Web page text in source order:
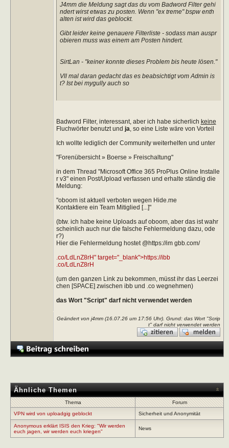
J4mm die Meldung sagt das du vom Badword Filter gehi
ndert wirst etwas zu posten. Wenn "ex treme" bspw enth
alten ist wird das geblockt.
Gibt leider keine genauere Filterliste - sodass man auspr
obieren muss was einem am Posten hindert.
SirtLan - "keiner konnte dieses Problem bis heute lösen."
Vll mal daran gedacht das es beabsichtigt vom Admin is
t? Ist bei mygully auch so
Badword Filter, interessant, aber ich habe sicherlich keine
Fluchwörter benutzt und ja , so eine Liste wäre von Vorteil
Ich wollte lediglich der Community weiterhelfen und unter
"Forenübersicht » Boerse » Freischaltung"
in dem Thread "Microsoft Office 365 ProPlus Online Installe
r v3" einen Post/Upload verfassen und erhalte ständig die
Meldung:
"oboom ist aktuell verboten wegen Hide.me
Kontaktiere ein Team Mitiglied [...]"
(btw. ich habe keine Uploads auf oboom, aber das ist wahr
scheinlich auch nur die falsche Fehlermeldung dazu, ode
r?)
Hier die Fehlermeldung hostet @https://im gbb.com/
.co/LdLnZ8rH" target="_blank">https://ibb
.co/LdLnZ8rH
(um den ganzen Link zu bekommen, müsst ihr das Leerzei
chen [SPACE] zwischen ibb und .co wegnehmen)
das Wort "Script" darf nicht verwendet werden
Geändert von j4mm (16.07.26 um 17:56Uhr). Grund: das Wort "Scrip
t" darf nicht verwendet werden
Ähnliche Themen
Thema
Forum
VPN wird von uploadgig geblockt
Sicherheit und Anonymität
Anonymous erklärt ISIS den Krieg: "Wir werden
euch jagen, wir werden euch kriegen"
News